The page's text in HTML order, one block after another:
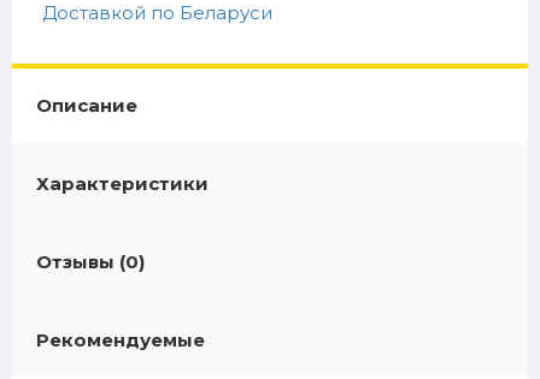
Доставкой по Беларуси
Описание
Характеристики
Отзывы (0)
Рекомендуемые